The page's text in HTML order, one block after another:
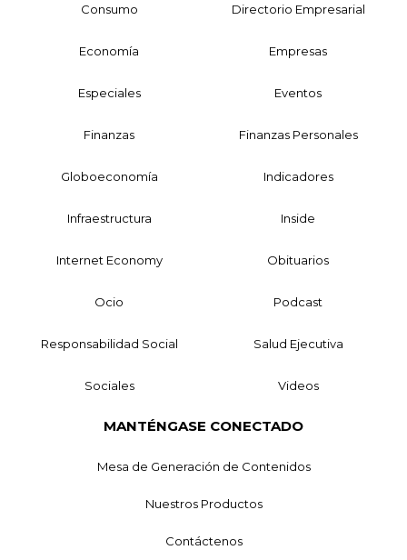
Consumo Directorio Empresarial
Economía Empresas
Especiales Eventos
Finanzas Finanzas Personales
Globoeconomía Indicadores
Infraestructura Inside
Internet Economy Obituarios
Ocio Podcast
Responsabilidad Social Salud Ejecutiva
Sociales Videos
MANTÉNGASE CONECTADO
Mesa de Generación de Contenidos
Nuestros Productos
Contáctenos